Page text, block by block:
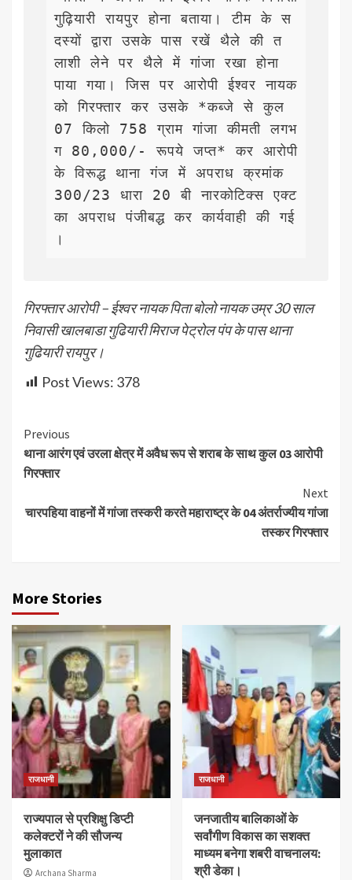
गुढ़ियारी रायपुर होना बताया। टीम के स
दस्यों द्वारा उसके पास रखें थैले की त
लाशी लेने पर थैले में गांजा रखा होना
पाया गया। जिस पर आरोपी ईश्वर नायक
को गिरफ्तार कर उसके *कब्जे से कुल
07 किलो 758 ग्राम गांजा कीमती लगभ
ग 80,000/- रूपये जप्त* कर आरोपी
के विरूद्ध थाना गंज में अपराध क्रमांक
300/23 धारा 20 बी नारकोटिक्स एक्ट
का अपराध पंजीबद्ध कर कार्यवाही की गई
।
गिरफ्तार आरोपी – ईश्वर नायक पिता बोलो नायक उम्र 30 साल
निवासी खालबाडा गुढियारी मिराज पेट्रोल पंप के पास थाना
गुढियारी रायपुर।
Post Views: 378
Continue
Reading
Previous
थाना आरंग एवं उरला क्षेत्र में अवैध रूप से शराब के साथ कुल 03 आरोपी
गिरफ्तार
Next
चारपहिया वाहनों में गांजा तस्करी करते महाराष्ट्र के 04 अंतर्राज्यीय गांजा
तस्कर गिरफ्तार
More Stories
राजधानी
राज्यपाल से प्रशिक्षु डिप्टी
कलेक्टरों ने की सौजन्य
मुलाकात
Archana Sharma
राजधानी
जनजातीय बालिकाओं के
सर्वांगीण विकास का सशक्त
माध्यम बनेगा शबरी वाचनालय:
श्री डेका।